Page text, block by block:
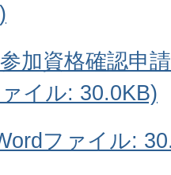
加資格確認申
イル: 30.0KB)
ファイル: